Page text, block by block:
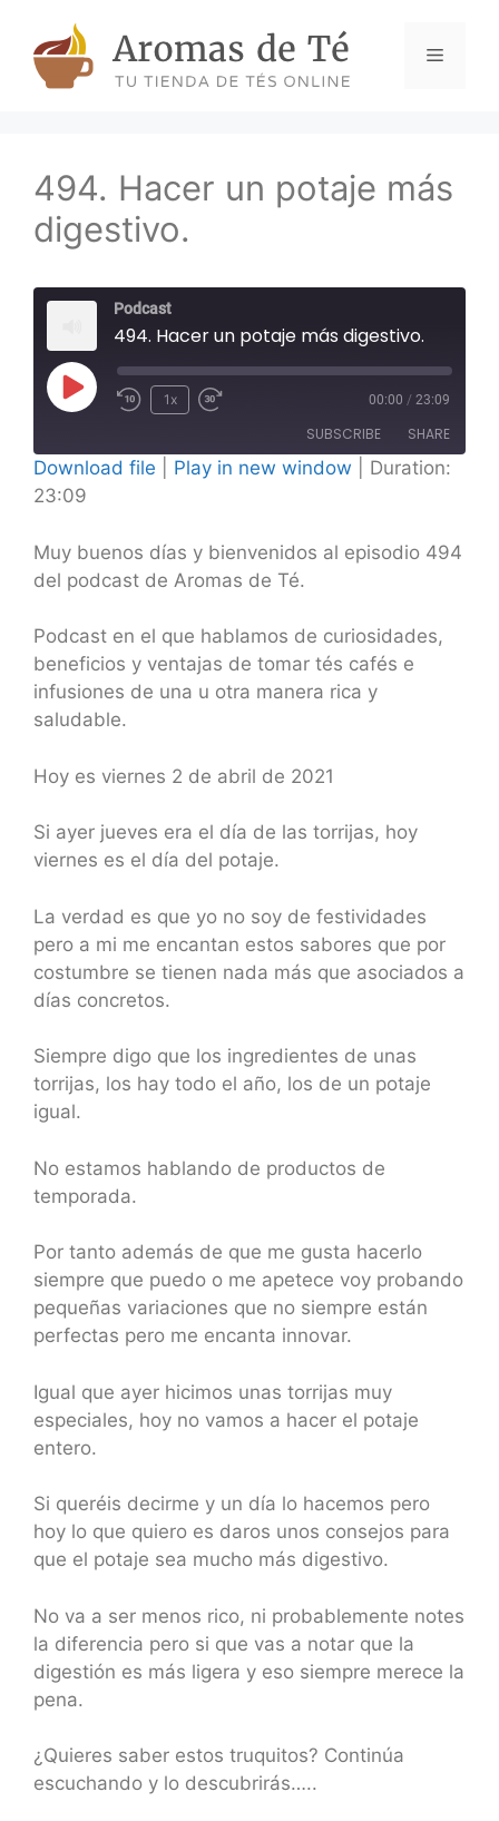
content
Menu
494. Hacer un potaje más
digestivo.
Podcast
494. Hacer un potaje más digestivo.
Play
1x 00:00 / 23:09
SUBSCRIBE SHARE
SHARE
LINK
EMBED
Download file Play in new window
Duration:
23:09
Muy buenos días y bienvenidos al episodio 494
del podcast de Aromas de Té.
Podcast en el que hablamos de curiosidades,
beneficios y ventajas de tomar tés cafés e
infusiones de una u otra manera rica y
saludable.
Hoy es viernes 2 de abril de 2021
Si ayer jueves era el día de las torrijas, hoy
viernes es el día del potaje.
La verdad es que yo no soy de festividades
pero a mi me encantan estos sabores que por
costumbre se tienen nada más que asociados a
días concretos.
Siempre digo que los ingredientes de unas
torrijas, los hay todo el año, los de un potaje
igual.
No estamos hablando de productos de
temporada.
Por tanto además de que me gusta hacerlo
siempre que puedo o me apetece voy probando
pequeñas variaciones que no siempre están
perfectas pero me encanta innovar.
Igual que ayer hicimos unas torrijas muy
especiales, hoy no vamos a hacer el potaje
entero.
Si queréis decirme y un día lo hacemos pero
hoy lo que quiero es daros unos consejos para
que el potaje sea mucho más digestivo.
No va a ser menos rico, ni probablemente notes
la diferencia pero si que vas a notar que la
digestión es más ligera y eso siempre merece la
pena.
¿Quieres saber estos truquitos? Continúa
escuchando y lo descubrirás…..